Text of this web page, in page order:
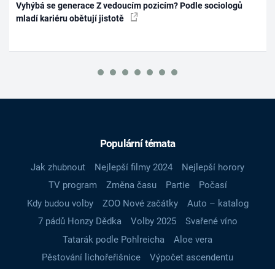
Vyhýbá se generace Z vedoucím pozicím? Podle sociologů
mladí kariéru obětují jistotě
Populární témata
Jak zhubnout Nejlepší filmy 2024
Nejlepší horory
TV program
Změna času Partie
Počasí
Kdy budou volby
ZOO Nové začátky
Auto – katalog
7 pádů Honzy Dědka
Volby 2025
Svařené víno
Tatarák podle Pohlreicha
Aloe vera
Pěstování lichořeřišnice
Výpočet ascendentu